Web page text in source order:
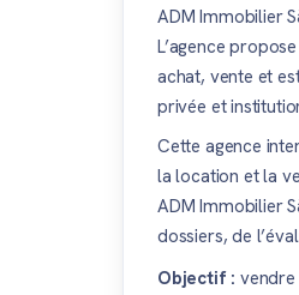
ADM Immobilier
L’agence
achat, vente et
privée et
Cette agence
la location et la
ADM Immobilier
dossiers, de
Objectif :